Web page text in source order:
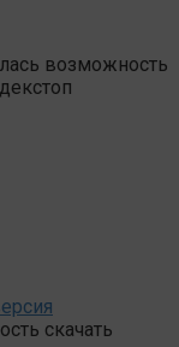
возможность
скачать